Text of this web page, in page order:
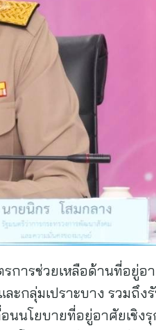
การช่วยเหลือด้านที่อยู่อ
ะกลุ่มเปราะบาง รวมถึง
นนโยบายที่อยู่อาศัยเชิง